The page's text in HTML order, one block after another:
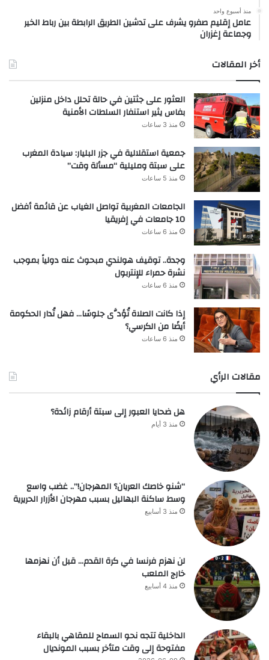
منذ أسبوع واحد
عامل إقليم صفرو يشرف على تدشين الطريق الرابطة بين رباط الخير
وجماعة إغزران
أخر المقالات
العثور على جثتين في حالة تحلل داخل منزلين
بفاس يثير استنفار السلطات الأمنية
منذ 3 ساعات
جمعية استقلالية في جزر البليار: سيادة المغرب
على سبتة ومليلية “مسألة وقت”
منذ 5 ساعات
الجامعات المغربية تواصل الغياب عن قائمة أفضل
10 جامعات في إفريقيا
منذ 6 ساعات
وجدة.. توقيف هولندي مبحوث عنه دولياً بموجب
نشرة حمراء للإنتربول
منذ 6 ساعات
إذا كانت الصلاة تُؤدَّى جلوسًا… فهل تُدار الحكومة
أيضًا من الكرسي؟
منذ 6 ساعات
مقالات الرأي
هل ضحايا العبور إلى سبتة أرقام زائدة؟
منذ 3 أيام
“شنو خاصك العريان؟ المهرجان!”.. غضب واسع
وسط ساكنة البهاليل بسبب مهرجان الأزرار الحريرية
منذ 3 أسابيع
لن نهزم فرنسا في كرة القدم… قبل أن نهزمها
خارج الملعب
منذ 4 أسابيع
الداخلية تتجه نحو السماح للمقاهي بالبقاء
مفتوحة إلى وقت متأخر بسبب المونديال